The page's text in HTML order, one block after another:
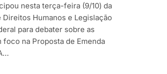
nesta terça-feira (9/10) da
Humanos e Legislação
para debater sobre as
na Proposta de Emenda